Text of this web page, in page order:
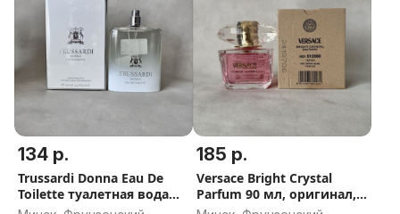
134 р.
Trussardi Donna Eau De
Toilette туалетная вода
100 мл, оригинал, Италия
185 р.
Versace Bright Crystal
Parfum 90 мл, оригинал,
Италия (Версаче Брайт